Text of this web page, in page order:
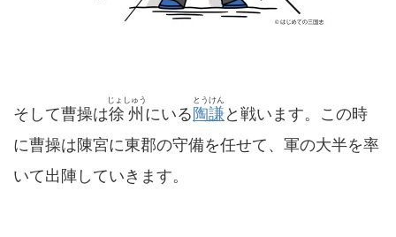
そして曹操は徐州
じょしゅう
にいる陶謙
とうけん
と戦います。この時
に曹操は陳宮に東郡の守備を任せて、軍の大半を率
いて出陣していきます。